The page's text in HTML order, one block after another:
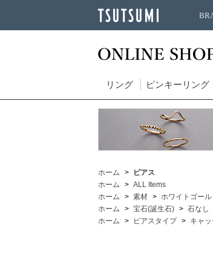
リング ピンキーリング
ホーム
ピアス
ホーム
ALL Items
ホーム
素材
ホワイトゴール
ホーム
宝石(誕生石)
石なし
ホーム
ピアスタイプ キャッ